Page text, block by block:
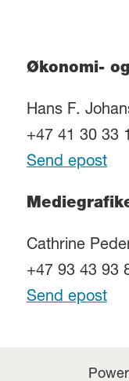
Økonomi-
Hans F.
+47 41 30 33
Send epost
Cathrine
+47 93 43 93
Send epost